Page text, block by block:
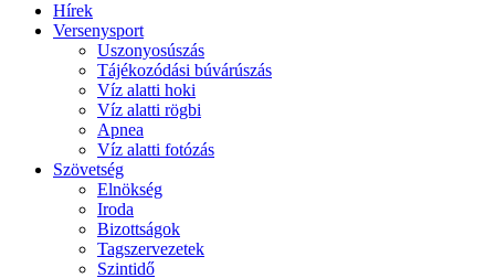
Hírek
Versenysport
Uszonyosúszás
Tájékozódási búvárúszás
Víz alatti hoki
Víz alatti rögbi
Apnea
Víz alatti fotózás
Szövetség
Elnökség
Iroda
Bizottságok
Tagszervezetek
Szintidő